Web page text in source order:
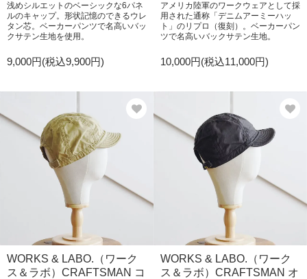
浅めシルエットのベーシックな6パネ
ルのキャップ。形状記憶のできるウレ
タン芯。ベーカーパンツで名高いバッ
クサテン生地を使用。
9,000円(税込9,900円)
アメリカ陸軍のワークウェアとして採
用された通称「デニムアーミーハッ
ト」のリプロ（復刻）。ベーカーパン
ツで名高いバックサテン生地。
10,000円(税込11,000円)
WORKS & LABO.（ワーク
ス＆ラボ）CRAFTSMAN コ
WORKS & LABO.（ワーク
ス＆ラボ）CRAFTSMAN オ